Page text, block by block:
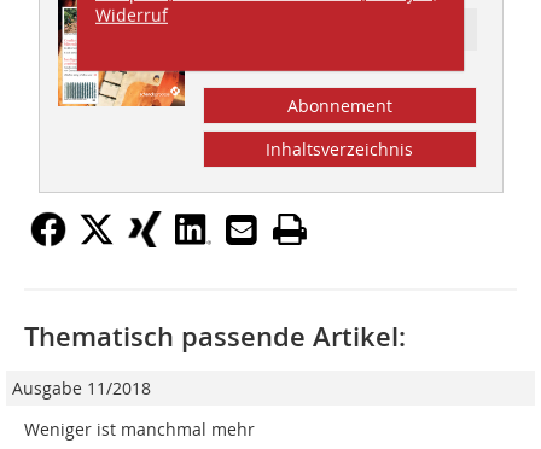
Abonnement
Inhaltsverzeichnis
Widerruf
Thematisch passende Artikel:
Ausgabe 11/2018
Weniger ist manchmal mehr